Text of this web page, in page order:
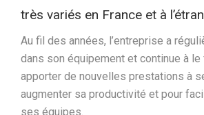
très variés en France et à
Au fil des années, l’entreprise a
dans son équipement et continue à
apporter de nouvelles prestations à
augmenter sa productivité et pour
ses équipes.